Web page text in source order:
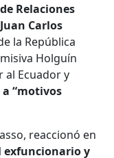
Relaciones
Juan Carlos
la República
Holguín
al Ecuador y
“motivos
reaccionó en
exfuncionario y